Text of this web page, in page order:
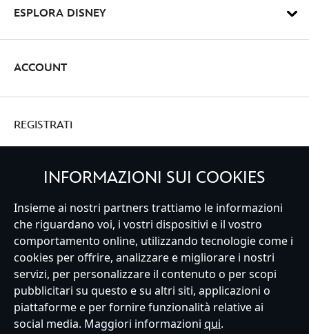
ESPLORA DISNEY
ACCOUNT
REGISTRATI
Italy
Servizio Clienti Termini d'Uso Trova Negozio
Mappa del Sito
Normativa Europea sul trattamento dei dati personali
Informativa sulla privacy
Politica dei Cookie
Informativa sulla privacy UE
Termini e Condizioni generali
Gestisci le impostazioni dei Cookies
s172 Statements
INFORMAZIONI SUI COOKIES
Insieme ai nostri partners trattiamo le informazioni
che riguardano voi, i vostri dispositivi e il vostro
comportamento online, utilizzando tecnologie come i
cookies per offrire, analizzare e migliorare i nostri
servizi, per personalizzare il contenuto o per scopi
pubblicitari su questo e su altri siti, applicazioni o
piattaforme e per fornire funzionalità relative ai
social media. Maggiori informazioni qui.